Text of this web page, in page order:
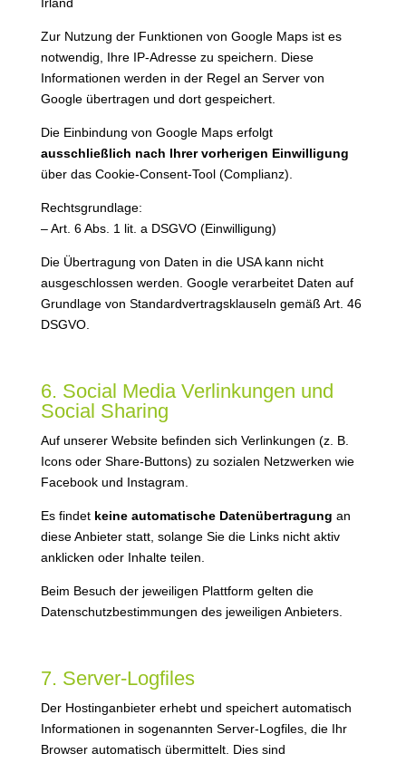
Zur Nutzung der Funktionen von Google Maps ist es
notwendig, Ihre IP-Adresse zu speichern. Diese
Informationen werden in der Regel an Server von
Google übertragen und dort gespeichert.
Die Einbindung von Google Maps erfolgt
ausschließlich nach Ihrer vorherigen Einwilligung
über das Cookie-Consent-Tool (Complianz).
Rechtsgrundlage:
– Art. 6 Abs. 1 lit. a DSGVO (Einwilligung)
Die Übertragung von Daten in die USA kann nicht
ausgeschlossen werden. Google verarbeitet Daten auf
Grundlage von Standardvertragsklauseln gemäß Art. 46
DSGVO.
6. Social Media Verlinkungen und
Social Sharing
Auf unserer Website befinden sich Verlinkungen (z. B.
Icons oder Share-Buttons) zu sozialen Netzwerken wie
Facebook und Instagram.
Es findet keine automatische Datenübertragung an
diese Anbieter statt, solange Sie die Links nicht aktiv
anklicken oder Inhalte teilen.
Beim Besuch der jeweiligen Plattform gelten die
Datenschutzbestimmungen des jeweiligen Anbieters.
7. Server-Logfiles
Der Hostinganbieter erhebt und speichert automatisch
Informationen in sogenannten Server-Logfiles, die Ihr
Browser automatisch übermittelt. Dies sind